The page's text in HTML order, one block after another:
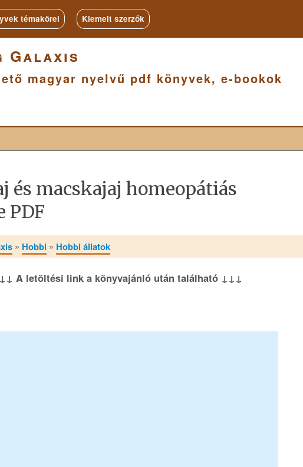
témakörei Kiemelt szerzők
Galaxis
magyar nyelvű pdf könyvek, e-bookok
és macskajaj homeopátiás
PDF
» Hobbi » Hobbi állatok
A letöltési link a könyvajánló után található ↓↓↓